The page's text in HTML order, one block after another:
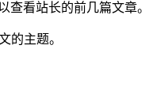
查看站长的前几篇文章。
的主题。